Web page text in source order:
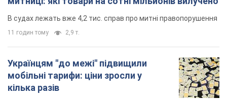
В судах лежать вже 4,2 тис. справ про митні правопорушення
11 годин тому 2,9 т.
Українцям "до межі" підвищили
мобільні тарифи: ціни зросли у
кілька разів